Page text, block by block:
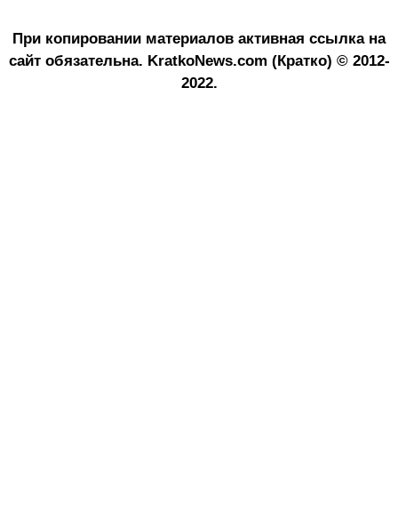
При копировании материалов активная ссылка на
сайт обязательна. KratkoNews.com (Кратко) © 2012-
2022.